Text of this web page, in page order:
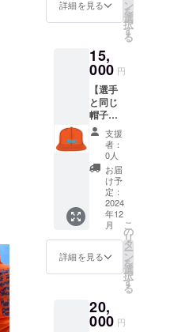
10cm×
10cm
詳細を見る ン
を
選
択
す
る
15,
000 円
【選手
と同じ
帽子】
選手と
同じ帽
子を提
供しま
す。 ・
サイズ
展開：
M（55c
m～
58cm）
,
L（58c
m～
支援
者：
0人
お届
け予
定：
2024
年12
月
詳細を見る
こ
の
リ
タ
ー
ン
を
選
択
す
る
20,
000 円